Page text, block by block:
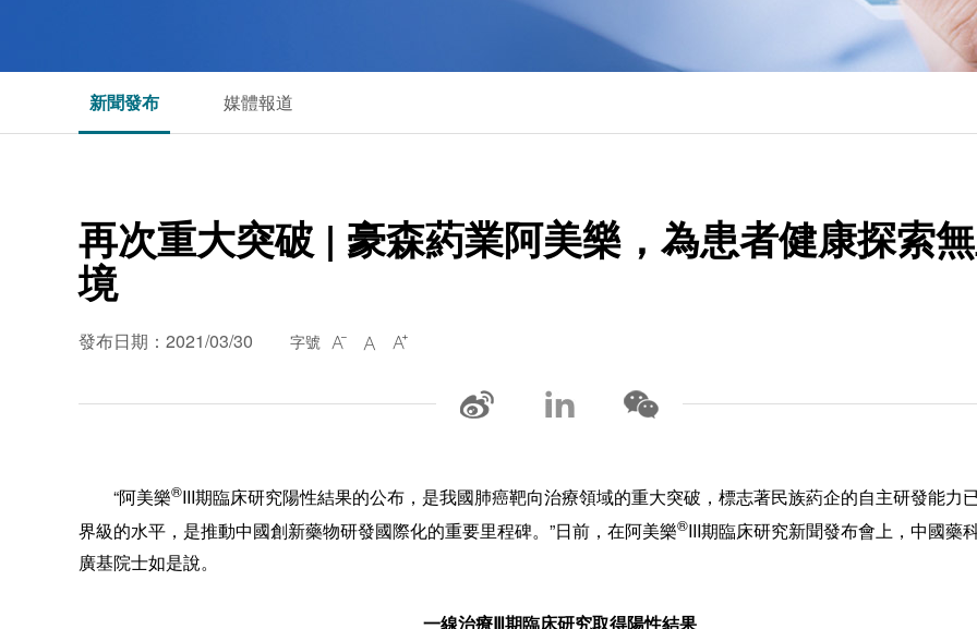
新聞發布 媒體報道
再次重大突破 | 豪森葯業阿美樂，為患者健康探索
境
發布日期：2021/03/30 字號   
“阿美樂®III期臨床研究陽性結果的公布，是我國肺癌靶向治療領域的重大突破，標志著民族葯企的自主研發能力
界級的水平，是推動中國創新藥物研發國際化的重要里程碑。”日前，在阿美樂®III期臨床研究新聞發布會上，中國藥
廣基院士如是說。
一線治療Ⅲ期臨床研究取得陽性結果